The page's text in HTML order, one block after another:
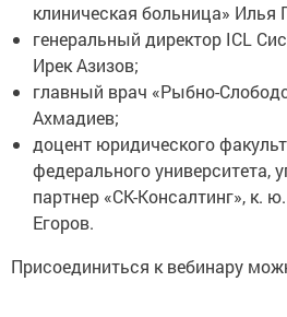
клиническая больница» Илья
генеральный директор ICL
Ирек Азизов;
главный врач «Рыбно-
Ахмадиев;
доцент юридического
федерального университета,
партнер «СК-Консалтинг», к.
Егоров.
Присоединиться к вебинару